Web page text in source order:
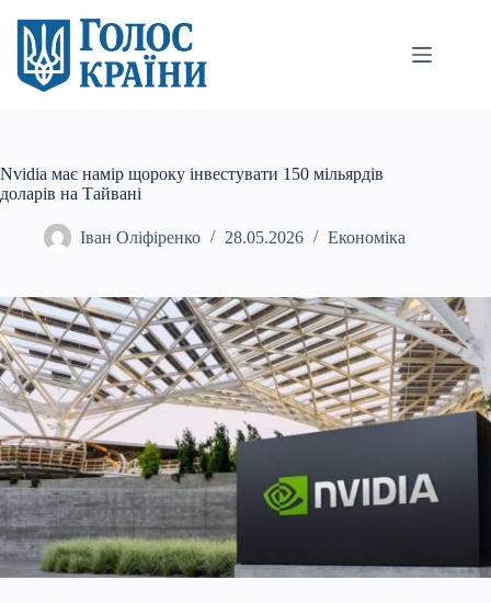
вмісту
Nvidia має намір щороку інвестувати 150 мільярдів
доларів на Тайвані
Іван Оліфіренко 28.05.2026 Економіка